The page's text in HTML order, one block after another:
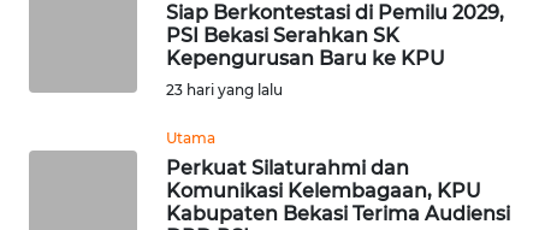
Siap Berkontestasi di Pemilu 2029,
PSI Bekasi Serahkan SK
Kepengurusan Baru ke KPU
23 hari yang lalu
Utama
Perkuat Silaturahmi dan
Komunikasi Kelembagaan, KPU
Kabupaten Bekasi Terima Audiensi
WN